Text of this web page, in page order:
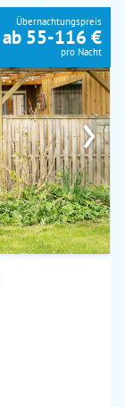
›
Übernachtungspreis
ab 55-116 €
pro Nacht